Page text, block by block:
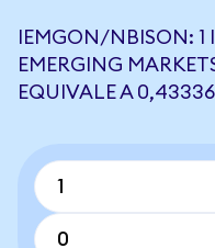
IEMGON/NBISON: 1
EMERGING
EQUIVALE A